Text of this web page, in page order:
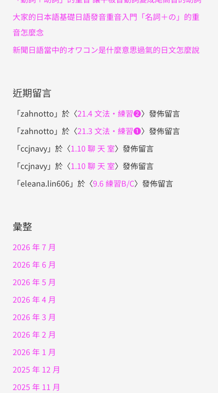
大家的日本語基礎日語發音重音入門「名詞＋の」的重
音怎麼念
新聞日語當中的オワコン是什麼意思過氣的日文怎麼說
近期留言
「zahnotto 」於〈21.4 文法・練習❷〉發佈留言
「zahnotto 」於〈21.3 文法・練習❶〉發佈留言
「ccjnavy」於〈1.10 聊 天 室〉發佈留言
「ccjnavy」於〈1.10 聊 天 室〉發佈留言
「eleana.lin606」於〈9.6 練習B/C〉發佈留言
彙整
2026 年 7 月
2026 年 6 月
2026 年 5 月
2026 年 4 月
2026 年 3 月
2026 年 2 月
2026 年 1 月
2025 年 12 月
2025 年 11 月